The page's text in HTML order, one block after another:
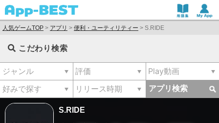
人気ゲームTOP > アプリ > 便利・ユーティリティー > S.RIDE
こだわり検索
アプリ検索
S.RIDE